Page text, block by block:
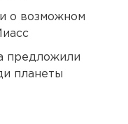
о возможном
предложили
планеты